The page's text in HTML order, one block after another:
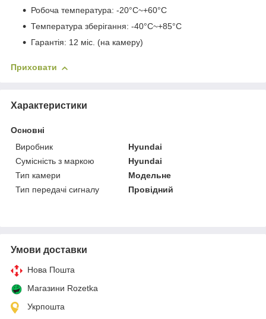
Робоча температура: -20°С~+60°С
Температура зберігання: -40°С~+85°С
Гарантія: 12 міс. (на камеру)
Приховати
Характеристики
Основні
Виробник
Hyundai
Сумісність з маркою
Hyundai
Тип камери
Модельне
Тип передачі сигналу
Провідний
Умови доставки
Нова Пошта
Магазини Rozetka
Укрпошта